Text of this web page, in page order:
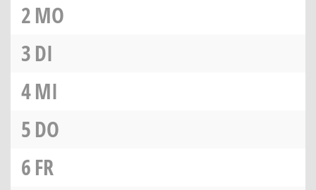
2MO
3DI
4MI
5DO
6FR